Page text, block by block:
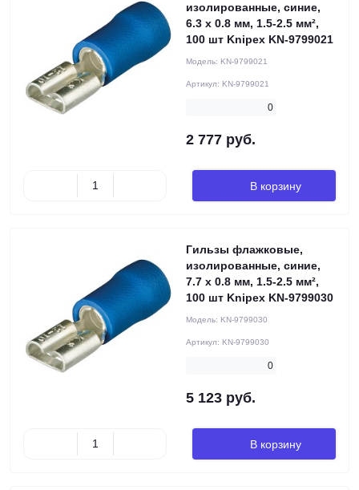
изолированные, синие,
6.3 x 0.8 мм, 1.5-2.5 мм²,
100 шт Knipex KN-9799021
Модель: KN-9799021
Артикул: KN-9799021
0
2 777 руб.
В корзину
Гильзы флажковые,
изолированные, синие,
7.7 x 0.8 мм, 1.5-2.5 мм²,
100 шт Knipex KN-9799030
Модель: KN-9799030
Артикул: KN-9799030
0
5 123 руб.
В корзину